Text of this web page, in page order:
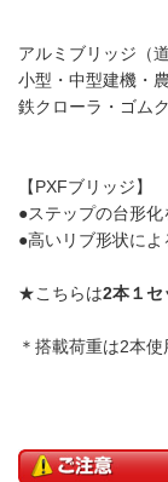
アルミブリッジ（道
小型・中型建機・
鉄クローラ・ゴ
【PXFブリッジ
●ステップの台形化
●高いリブ形状に
★こちらは2本１セ
＊搭載荷重は2本